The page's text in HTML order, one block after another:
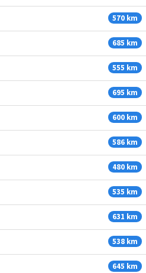
570 km
685 km
555 km
695 km
600 km
586 km
480 km
535 km
631 km
538 km
645 km